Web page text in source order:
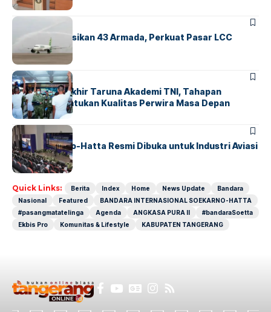
BANDARA
Citilink Operasikan 43 Armada, Perkuat Pasar LCC
Nasional
BERITA
Sidang Pantukhir Taruna Akademi TNI, Tahapan
Strategis Tentukan Kualitas Perwira Masa Depan
BANDARA BERITA
IALC Soekarno-Hatta Resmi Dibuka untuk Industri Aviasi
Dunia
Quick Links: Berita Index Home News Update
Bandara
Nasional
Featured
BANDARA INTERNASIONAL SOEKARNO-HATTA
#pasangmatatelinga
Agenda ANGKASA PURA II
#bandaraSoetta
Ekbis Pro
Komunitas & Lifestyle KABUPATEN TANGERANG